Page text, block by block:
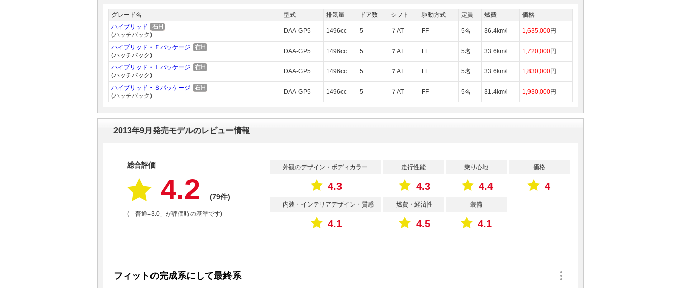
グレード名 型式 排気量 ドア数 シフト 駆動方式 定員 燃費
価格
ハイブリッド
(ハッチバック)
DAA-GP5 1496cc 5 ７AT FF 5名 36.4km/l 1,635,000円
ハイブリッド・Ｆパッケージ
(ハッチバック)
DAA-GP5 1496cc 5 ７AT FF 5名 33.6km/l 1,720,000円
ハイブリッド・Ｌパッケージ
(ハッチバック)
DAA-GP5 1496cc 5 ７AT FF 5名 33.6km/l 1,830,000円
ハイブリッド・Ｓパッケージ
(ハッチバック)
DAA-GP5 1496cc 5 ７AT FF 5名 31.4km/l 1,930,000円
2013年9月発売モデルのレビュー情報
総合評価
4.2 (79件)
(「普通=3.0」が評価時の基準です)
外観のデザイン・ボディカラー
4.3
走行性能
4.3
乗り心地
4.4
価格
4
内装・インテリアデザイン・質感
4.1
燃費・経済性
4.5
装備
4.1
フィットの完成系にして最終系